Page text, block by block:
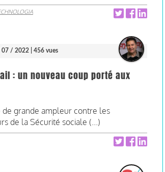
07 / 2022 | 456 vues
: un nouveau coup porté aux
de grande ampleur contre les
de la Sécurité sociale (...)